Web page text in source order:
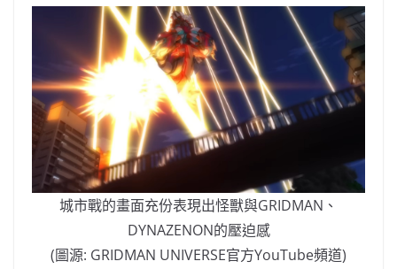
城市戰的畫面充份表現出怪獸與GRIDMAN、
DYNAZENON的壓迫感
(圖源: GRIDMAN UNIVERSE官方YouTube頻道)